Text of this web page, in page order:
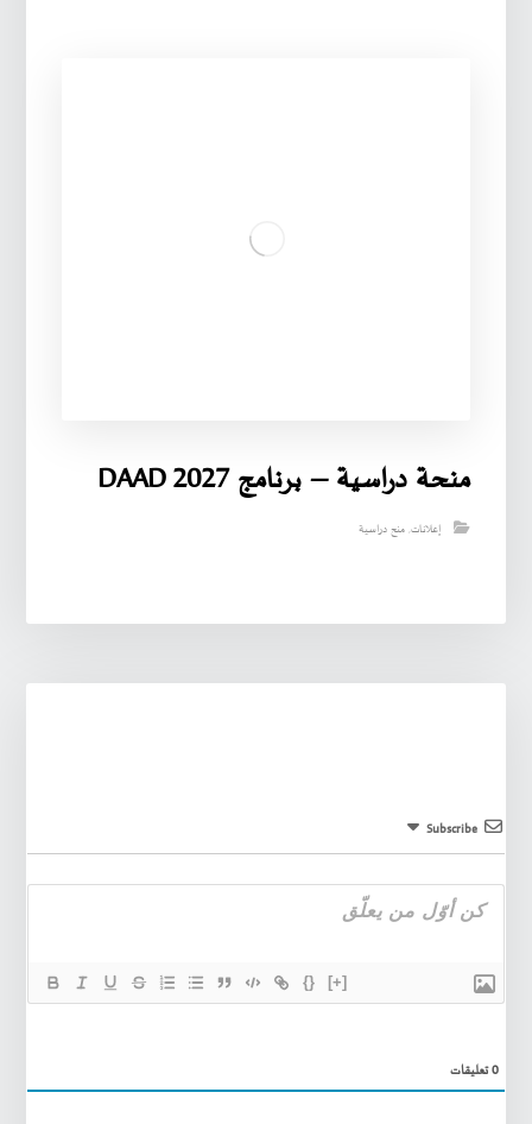
منحة دراسية – برنامج DAAD 2027
إعلانات,منح دراسية
Subscribe
{} [+]
0تعليقات